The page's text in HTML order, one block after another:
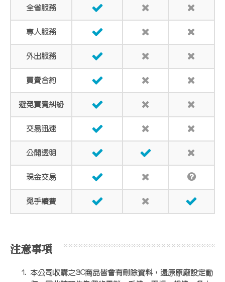
全省服務
專人服務
外出服務
買賣合約
避免買賣糾紛
交易迅速
公開透明
現金交易
免手續費
注意事項
本公司收購之3C商品皆會有刪除資料，還原原廠設定動